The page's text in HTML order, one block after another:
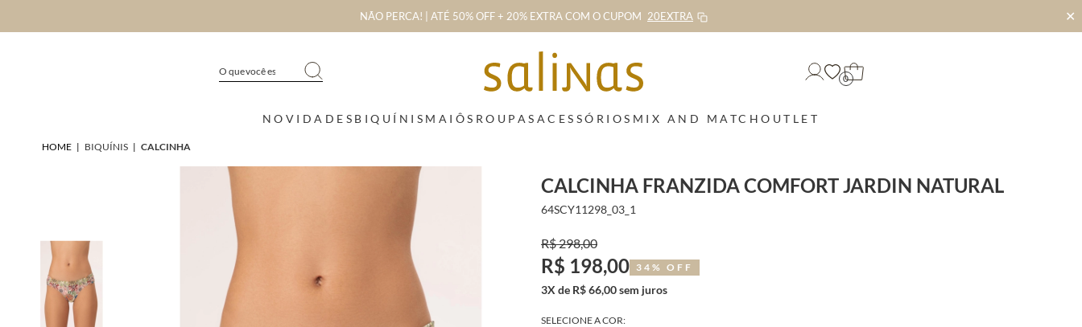
NÃO PERCA! | ATÉ 50% OFF + 20% EXTRA COM O CUPOM 20EXTRA ✕
0
NOVIDADES BIQUÍNIS MAIÔS ROUPAS ACESSÓRIOS MIX AND MATCHOUTLET
HOME | BIQUÍNIS | CALCINHA
CALCINHA FRANZIDA COMFORT JARDIN NATURAL
64SCY11298_03_1
R$ 298,00
R$ 198,00 34% OFF
3X de R$ 66,00 sem juros
SELECIONE A COR: